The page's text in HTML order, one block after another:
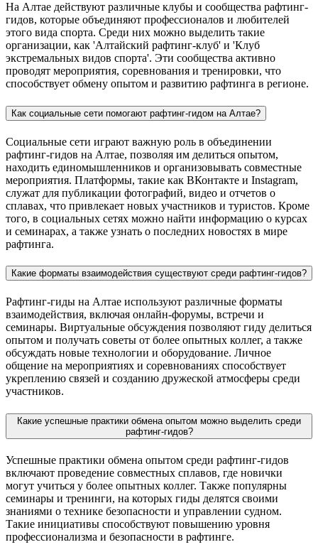
На Алтае действуют различные клубы и сообщества рафтинг-
гидов, которые объединяют профессионалов и любителей
этого вида спорта. Среди них можно выделить такие
организации, как 'Алтайский рафтинг-клуб' и 'Клуб
экстремальных видов спорта'. Эти сообщества активно
проводят мероприятия, соревнования и тренировки, что
способствует обмену опытом и развитию рафтинга в регионе.
Как социальные сети помогают рафтинг-гидом на Алтае?
Социальные сети играют важную роль в объединении
рафтинг-гидов на Алтае, позволяя им делиться опытом,
находить единомышленников и организовывать совместные
мероприятия. Платформы, такие как ВКонтакте и Instagram,
служат для публикации фотографий, видео и отчетов о
сплавах, что привлекает новых участников и туристов. Кроме
того, в социальных сетях можно найти информацию о курсах
и семинарах, а также узнать о последних новостях в мире
рафтинга.
Какие форматы взаимодействия существуют среди рафтинг-гидов?
Рафтинг-гиды на Алтае используют различные форматы
взаимодействия, включая онлайн-форумы, встречи и
семинары. Виртуальные обсуждения позволяют гиду делиться
опытом и получать советы от более опытных коллег, а также
обсуждать новые технологии и оборудование. Личное
общение на мероприятиях и соревнованиях способствует
укреплению связей и созданию дружеской атмосферы среди
участников.
Какие успешные практики обмена опытом можно выделить среди
рафтинг-гидов?
Успешные практики обмена опытом среди рафтинг-гидов
включают проведение совместных сплавов, где новички
могут учиться у более опытных коллег. Также популярны
семинары и тренинги, на которых гиды делятся своими
знаниями о технике безопасности и управлении судном.
Такие инициативы способствуют повышению уровня
профессионализма и безопасности в рафтинге.